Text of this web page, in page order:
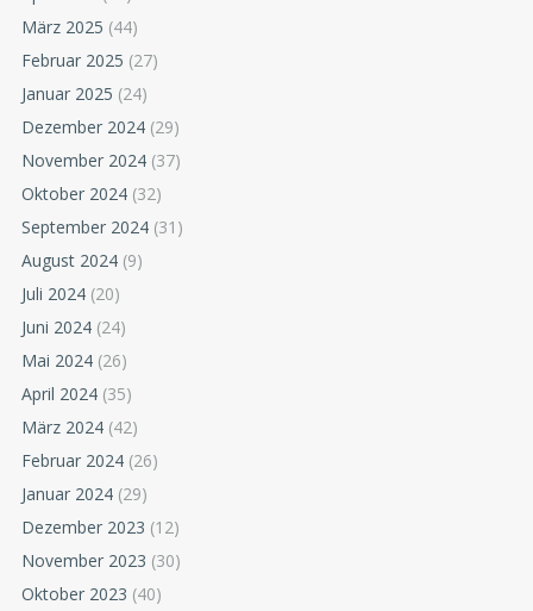
März 2025 (44)
Februar 2025 (27)
Januar 2025 (24)
Dezember 2024 (29)
November 2024 (37)
Oktober 2024 (32)
September 2024 (31)
August 2024 (9)
Juli 2024 (20)
Juni 2024 (24)
Mai 2024 (26)
April 2024 (35)
März 2024 (42)
Februar 2024 (26)
Januar 2024 (29)
Dezember 2023 (12)
November 2023 (30)
Oktober 2023 (40)